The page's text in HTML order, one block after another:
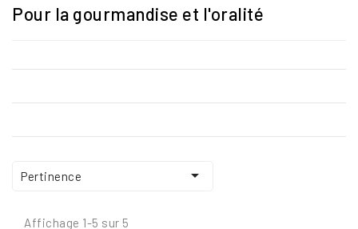
Pour la gourmandise et l'oralité
Pertinence 
Affichage 1-5 sur 5